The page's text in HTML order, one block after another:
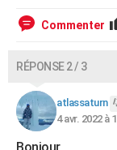
Commenter
RÉPONSE 2 / 3
atlassaturn
4 avr. 2022 à